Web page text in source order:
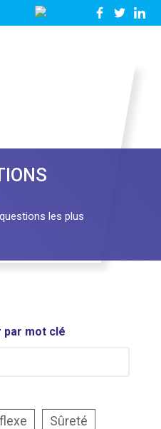
les plus
par mot clé
Sûreté